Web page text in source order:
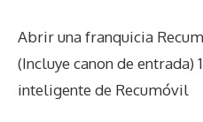
Abrir una franquicia
(Incluye canon de entrada)
inteligente de Recumóvil